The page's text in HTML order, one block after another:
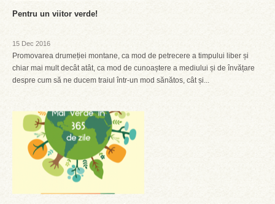
Pentru un viitor verde!
15 Dec 2016
Promovarea drumeției montane, ca mod de petrecere a timpului liber și
chiar mai mult decât atât, ca mod de cunoaștere a mediului și de învățare
despre cum să ne ducem traiul într-un mod sănătos, cât și...